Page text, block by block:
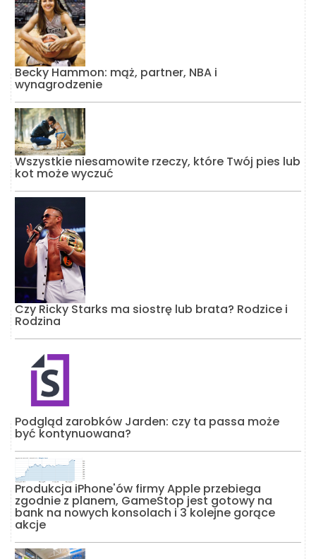
Becky Hammon: mąż, partner, NBA i
wynagrodzenie
Wszystkie niesamowite rzeczy, które Twój pies lub
kot może wyczuć
Czy Ricky Starks ma siostrę lub brata? Rodzice i
Rodzina
Podgląd zarobków Jarden: czy ta passa może
być kontynuowana?
Produkcja iPhone'ów firmy Apple przebiega
zgodnie z planem, GameStop jest gotowy na
bank na nowych konsolach i 3 kolejne gorące
akcje